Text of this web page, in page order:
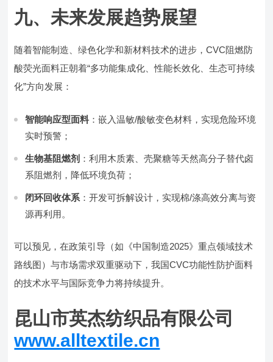
九、未来发展趋势展望
随着智能制造、绿色化学和新材料技术的进步，CVC阻燃防
酸荧光面料正朝着“多功能集成化、性能长效化、生态可持续
化”方向发展：
智能响应型面料 ：嵌入温敏/酸敏变色材料，实现危险环境
实时预警；
生物基阻燃剂 ：利用木质素、壳聚糖等天然高分子替代卤
系阻燃剂，降低环境负荷；
闭环回收体系 ：开发可拆解设计，实现棉/涤高效分离与资
源再利用。
可以预见，在政策引导（如《中国制造2025》重点领域技术
路线图）与市场需求双重驱动下，我国CVC功能性防护面料
的技术水平与国际竞争力将持续提升。
昆山市英杰纺织品有限公司
www.alltextile.cn